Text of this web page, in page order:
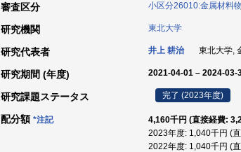
審査区分 小区分26010:金属材料
研究機関 東北大学
研究代表者 井上 耕治 東北大学,
研究期間 (年度) 2021-04-01 – 2024-03-
研究課題ステータス 完了 (2023年度)
配分額 *注記
4,160千円 (直接経費:
2023年度: 1,040千円 (
2022年度: 1,040千円 (